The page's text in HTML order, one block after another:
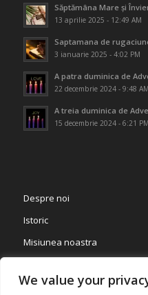
We value your
Săptămâna Mare și
13 aprilie 2025 - 12:49 AM
Saptamana de
3 ianuarie 2025 - 4:02 PM
A patra duminica de
22 decembrie 2024 - 9:48 AM
A treia duminica de
15 decembrie 2024 - 6:21 PM
Despre noi
Istoric
Misiunea noastra
Departamente